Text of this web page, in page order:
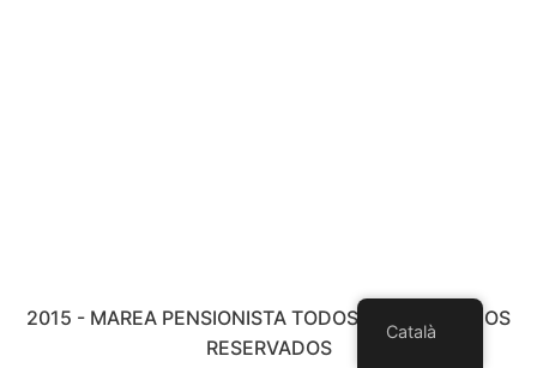
2015 - MAREA PENSIONISTA TODOS LOS DERECHOS
RESERVADOS
Català